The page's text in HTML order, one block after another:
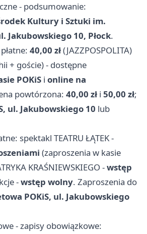
- podsumowanie:
Kultury i Sztuki im.
Jakubowskiego 10, Płock.
40,00 zł(JAZZPOSPOLITA)
+ goście) - dostępne
POKiS i online na
powtórzona: 40,00 zł i 50,00 zł;
ul. Jakubowskiego 10 lub
spektakl TEATRU ŁĄTEK -
(zaproszenia w kasie
KRAŚNIEWSKIEGO -wstęp
-wstęp wolny. Zaproszenia do
POKiS, ul. Jakubowskiego
- zapisy obowiązkowe: